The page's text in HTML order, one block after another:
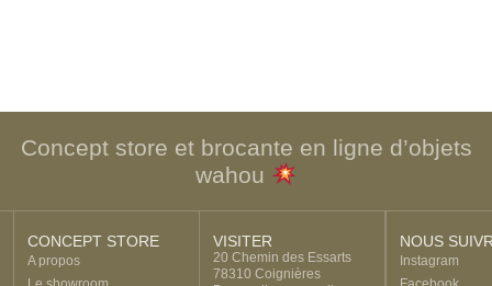
Concept store et brocante en ligne d’objets
wahou
CONCEPT STORE
A propos
VISITER
20 Chemin des Essarts
78310 Coignières
NOUS
Instagram